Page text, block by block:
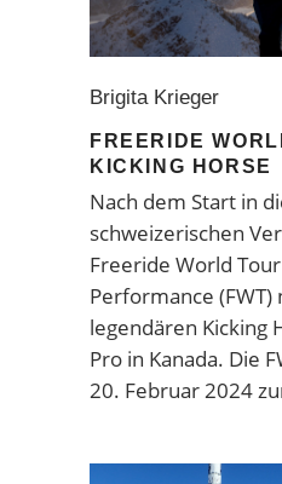
Brigita Krieger
FREERIDE
KICKING HORSE
Nach dem Start in
schweizerischen
Freeride World
Performance (FWT)
legendären Kicking
Pro in Kanada. Die
20. Februar 2024